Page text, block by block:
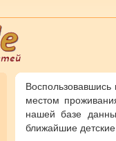
местом
нашей базе
ближайшие